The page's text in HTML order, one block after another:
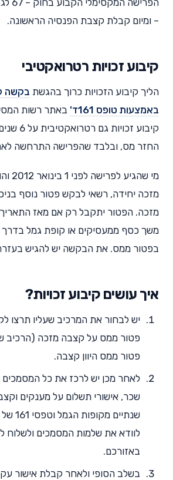
– ומיום קבלת קצבת הפנסיה הראשונה.
קיבוע זכויות רטרואקטיבי
הליך קיבוע הזכויות כרוך בהגשת בקשה
באמצעות טופס 161ד'
באתר רשות
קיבוע
החזר מס, ובלבד שהפרישה התרחשה לאחר 1 בינואר
מי
מזכה יחידה, רשאי לבקש פטור נוסף
מזכה. הפטור יתקבל רק אם מאז
משך כסף ממעסיקים או קופת גמל בדרך
בפטור ממס. את הבקשה יש להגיש בעזרת
איך עושים קיבוע זכויות?
יש לבחור את המרכיב שעליו תרצו
פטור ממס על קצבה מזכה (הרכיב
פטור ממס היוון קצבה.
לאחר מכן יש לרכז את כל המסמכים
שכר, אישורי תשלום על מענקים
לוודא את שלמות המסמכים ולשלוח
באזורכם.
בשלב הסופי ולאחר קבלת אישור